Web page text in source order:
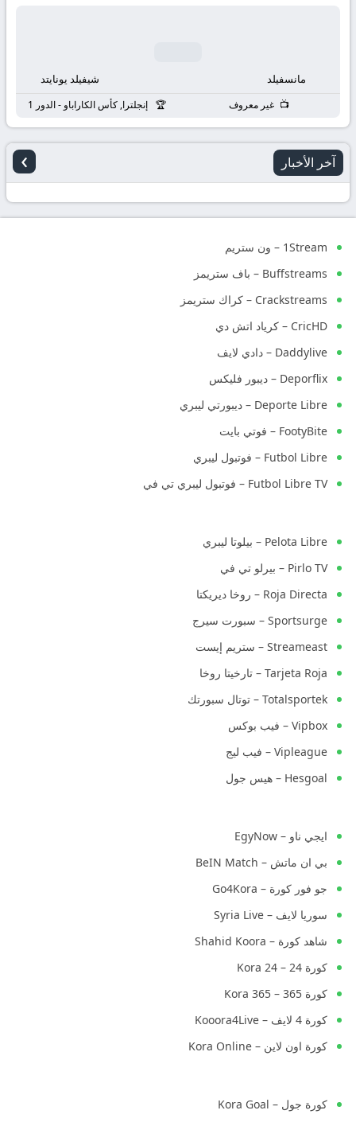
مانسفيلد شيفيلد يونايتد
غير معروف إنجلترا, كأس الكاراباو - الدور 1
آخر الأخبار ›
1Stream – ون ستريم
Buffstreams – باف ستريمز
Crackstreams – كراك ستريمز
CricHD – كرياد اتش دي
Daddylive – دادي لايف
Deporflix – ديبور فليكس
Deporte Libre – ديبورتي ليبري
FootyBite – فوتي بايت
Futbol Libre – فوتبول ليبري
Futbol Libre TV – فوتبول ليبري تي في
Pelota Libre – بيلوتا ليبري
Pirlo TV – بيرلو تي في
Roja Directa – روخا ديريكتا
Sportsurge – سبورت سيرج
Streameast – ستريم إيست
Tarjeta Roja – تارخيتا روخا
Totalsportek – توتال سبورتك
Vipbox – فيب بوكس
Vipleague – فيب ليج
Hesgoal – هيس جول
ايجي ناو – EgyNow
بي ان ماتش – BeIN Match
جو فور كورة – Go4Kora
سوريا لايف – Syria Live
شاهد كورة – Shahid Koora
كورة 24 – Kora 24
كورة 365 – Kora 365
كورة 4 لايف – Kooora4Live
كورة اون لاين – Kora Online
كورة جول – Kora Goal